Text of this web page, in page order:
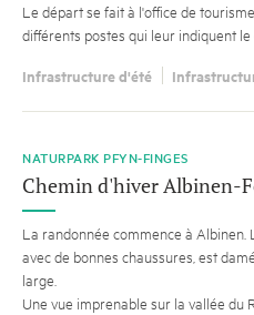
Le départ se fait à l'office de
différents postes qui leur indiquent le
Infrastructure d'été
NATURPARK PFYN-FINGES
Chemin d'hiver Albinen-
La randonnée commence à Albinen.
avec de bonnes chaussures, est
large.
Une vue imprenable sur la vallée du